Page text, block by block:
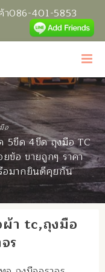
า086-401-5853
อ
5ขีด 4ขีด ถุงมือ TC
ข้อ ขายถูกๆ ราคา
อมากยินดีคุยกัน
า tc,ถุงมือ
ร